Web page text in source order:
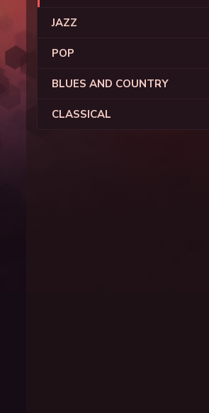
JAZZ
POP
BLUES AND COUNTRY
CLASSICAL